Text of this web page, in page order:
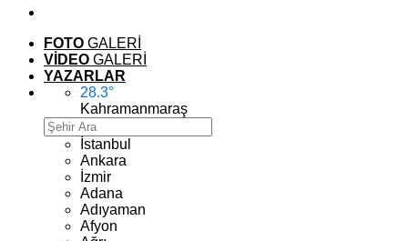
FOTO GALERİ
VİDEO GALERİ
YAZARLAR
28.3°
Kahramanmaraş
İstanbul
Ankara
İzmir
Adana
Adıyaman
Afyon